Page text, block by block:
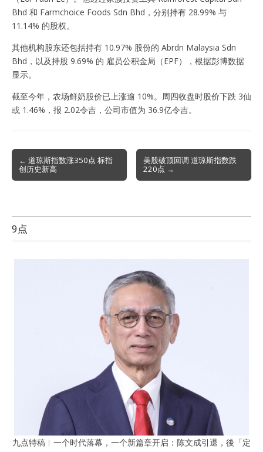
Bhd 和 Farmchoice Foods Sdn Bhd，分别持有 28.99% 与
11.14% 的股权。
其他机构股东还包括持有 10.97% 股份的 Abrdn Malaysia Sdn
Bhd，以及持股 9.69% 的 雇员公积金局（EPF），根据彭博数据
显示。
截至今年，农场鲜奶股价已上涨逾 10%。周四收盘时股价下跌 3仙
或 1.46%，报 2.02令吉，公司市值为 36.9亿令吉。
Post
navigation
← 道琼斯指数涨350点 标指
创历史新高
美股破顶回调 道琼斯指数跌
220点 →
9点
九点特稿︱一个时代落幕，一个新篇章开启：陈文成引退，後「定